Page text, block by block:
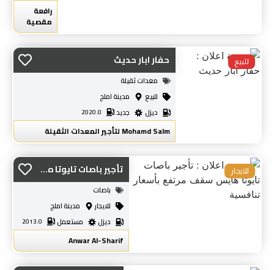
رافعة
مقصية
حفار ابار حديث
معدات ثقيلة
للبيع
مدينة املج
ديزل
جديد 2020.0
Mohamd Salm لتأجير المعدات الثقيلة
للبيع
تأجير باصات تايوتا ه...
باصات
للايجار
مدينة املج
ديزل
مستعمل 2013.0
Anwar Al-Sharif
للايجار